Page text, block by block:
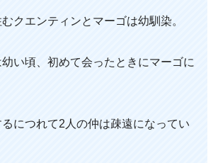
クエンティンとマーゴは幼馴染。
い頃、初めて会ったときにマーゴに
につれて2人の仲は疎遠になってい